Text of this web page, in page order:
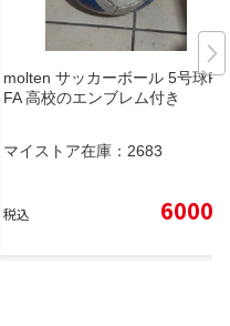
molten サッカーボール 5号球FI
FA 高校のエンブレム付き
マイストア在庫： 2683
税込 6000